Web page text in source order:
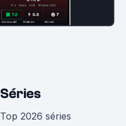
Séries
Top 2026 séries